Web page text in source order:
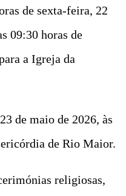
de sexta-feira, 22
09:30 horas de
a Igreja da
de maio de 2026, às
de Rio Maior.
religiosas,